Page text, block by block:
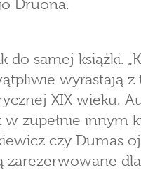
Druona.
do samej książki.
wyrastają z
XIX wieku.
w zupełnie innym
czy Dumas
zarezerwowane